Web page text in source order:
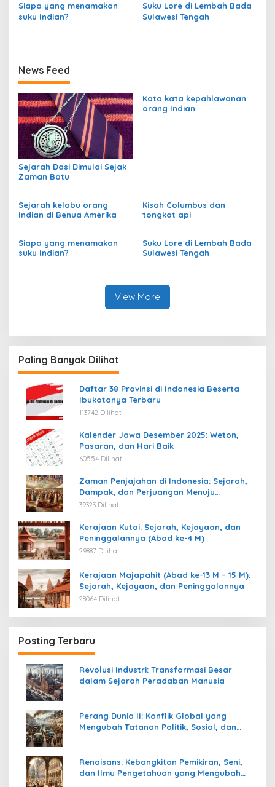
Siapa yang menamakan
suku Indian?
Suku Lore di Lembah Bada
Sulawesi Tengah
News Feed
Sejarah Dasi Dimulai Sejak
Zaman Batu
Kata kata kepahlawanan
orang Indian
Sejarah kelabu orang
Indian di Benua Amerika
Kisah Columbus dan
tongkat api
Siapa yang menamakan
suku Indian?
Suku Lore di Lembah Bada
Sulawesi Tengah
View More
Paling Banyak Dilihat
Daftar 38 Provinsi di Indonesia Beserta
Ibukotanya Terbaru
113742 Dilihat
Kalender Jawa Desember 2025: Weton,
Pasaran, dan Hari Baik
60554 Dilihat
Zaman Penjajahan di Indonesia: Sejarah,
Dampak, dan Perjuangan Menuju
Kemerdekaan
39323 Dilihat
Kerajaan Kutai: Sejarah, Kejayaan, dan
Peninggalannya (Abad ke-4 M)
29887 Dilihat
Kerajaan Majapahit (Abad ke-13 M – 15 M):
Sejarah, Kejayaan, dan Peninggalannya
28064 Dilihat
Posting Terbaru
Revolusi Industri: Transformasi Besar
dalam Sejarah Peradaban Manusia
Perang Dunia II: Konflik Global yang
Mengubah Tatanan Politik, Sosial, dan
Renaisans: Kebangkitan Pemikiran, Seni,
dan Ilmu Pengetahuan yang Mengubah